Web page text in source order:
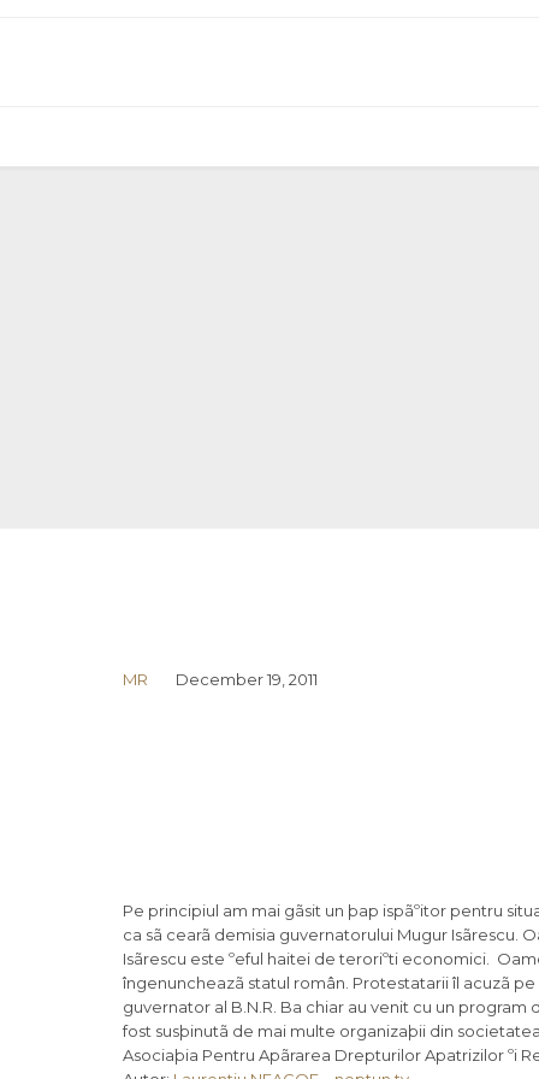
MR December 19, 2011
Pe principiul am mai gãsit un þap ispãºitor pentru
ca sã cearã demisia guvernatorului Mugur Isãrescu.
Isãrescu este ºeful haitei de teroriºti economici.
îngenuncheazã statul român. Protestatarii îl acuzã
guvernator al B.N.R. Ba chiar au venit cu un
fost susþinutã de mai multe organizaþii din
Asociaþia Pentru Apãrarea Drepturilor Apatrizilor ºi